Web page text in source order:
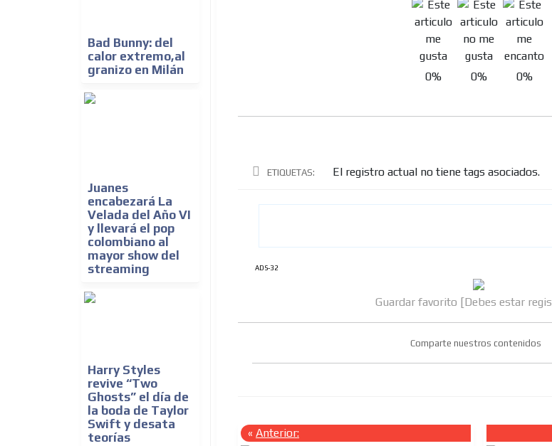
Bad Bunny: del
calor extremo,al
granizo en Milán
Juanes
encabezará La
Velada del Año VI
y llevará el pop
colombiano al
mayor show del
streaming
Harry Styles
revive “Two
Ghosts” el día de
la boda de Taylor
Swift y desata
teorías
0% 0% 0%
ETIQUETAS: El registro actual no tiene tags asociados.
ADS-32
Guardar favorito [Debes estar
Comparte nuestros contenidos
« Anterior: